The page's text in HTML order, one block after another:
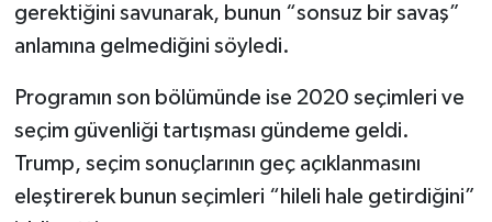
gerektiğini savunarak, bunun “sonsuz bir savaş”
anlamına gelmediğini söyledi.
Programın son bölümünde ise 2020 seçimleri ve
seçim güvenliği tartışması gündeme geldi.
Trump, seçim sonuçlarının geç açıklanmasını
eleştirerek bunun seçimleri “hileli hale getirdiğini”